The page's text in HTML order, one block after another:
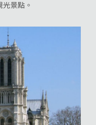
景點。